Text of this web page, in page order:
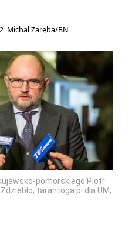
Michał Zaręba/BN
pomorskiego Piotr
tarantoga.pl dla UM,